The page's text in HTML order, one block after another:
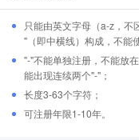
只能由英文字母（a-z，
"（即中横线）构成，不能
"-"不能单独注册，不能放
能出现连续两个"-"；
长度3-63个字符；
可注册年限1-10年。